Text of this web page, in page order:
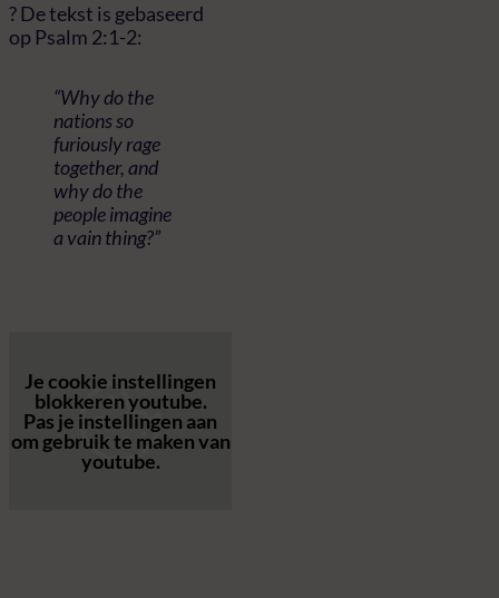
? De tekst is gebaseerd
op Psalm 2:1-2:
“Why do the
nations so
furiously rage
together, and
why do the
people imagine
a vain thing?”
Je cookie instellingen
blokkeren youtube.
Pas je instellingen aan
om gebruik te maken van
youtube.